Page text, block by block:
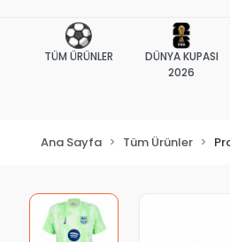
TÜM ÜRÜNLER
DÜNYA KUPASI
2026
Ana Sayfa Tüm Ürünler